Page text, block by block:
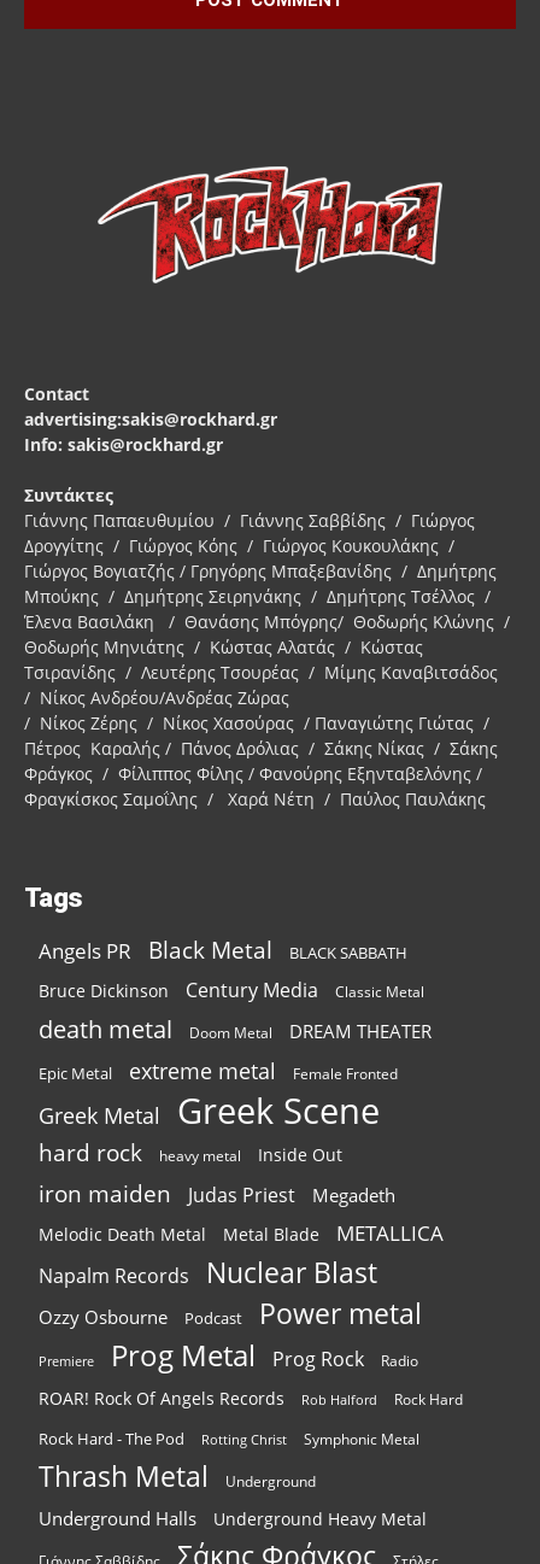
Contact
advertising:sakis@rockhard.gr
Info: sakis@rockhard.gr
Συντάκτες
Γιάννης Παπαευθυμίου / Γιάννης Σαββίδης / Γιώργος
Δρογγίτης / Γιώργος Κόης / Γιώργος Κουκουλάκης /
Γιώργος Βογιατζής / Γρηγόρης Μπαξεβανίδης / Δημήτρης
Μπούκης / Δημήτρης Σειρηνάκης / Δημήτρης Τσέλλος /
Έλενα Βασιλάκη / Θανάσης Μπόγρης/ Θοδωρής Κλώνης /
Θοδωρής Μηνιάτης / Κώστας Αλατάς / Κώστας
Τσιρανίδης / Λευτέρης Τσουρέας / Μίμης Καναβιτσάδος
/ Νίκος Ανδρέου/Ανδρέας Ζώρας
/ Νίκος Ζέρης / Νίκος Χασούρας / Παναγιώτης Γιώτας /
Πέτρος Καραλής / Πάνος Δρόλιας / Σάκης Νίκας / Σάκης
Φράγκος / Φίλιππος Φίλης / Φανούρης Εξηνταβελόνης /
Φραγκίσκος Σαμοΐλης / Χαρά Νέτη / Παύλος Παυλάκης
Tags
Angels PR Black Metal BLACK SABBATH
Bruce Dickinson Century Media Classic Metal
death metal Doom Metal DREAM THEATER
Epic Metal extreme metal Female Fronted
Greek Metal Greek Scene
hard rock heavy metal Inside Out
iron maiden Judas Priest Megadeth
Melodic Death Metal Metal Blade METALLICA
Napalm Records Nuclear Blast
Ozzy Osbourne Podcast Power metal
Premiere Prog Metal Prog Rock Radio
ROAR! Rock Of Angels Records Rob Halford Rock Hard
Rock Hard - The Pod Rotting Christ Symphonic Metal
Thrash Metal Underground
Underground Halls Underground Heavy Metal
Σάκης Φράγκος